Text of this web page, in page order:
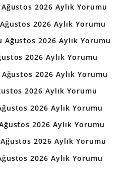
2026 Aylık Yorumu
2026 Aylık Yorumu
Ağustos 2026 Aylık Yorumu
2026 Aylık Yorumu
2026 Aylık Yorumu
2026 Aylık Yorumu
2026 Aylık Yorumu
2026 Aylık Yorumu
2026 Aylık Yorumu
2026 Aylık Yorumu